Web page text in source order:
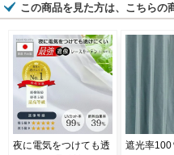
この商品を見た方は、こちらの
夜に電気をつけても透
遮光率100